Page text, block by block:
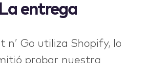
La entrega
n’ Go utiliza Shopify, lo
probar nuestra